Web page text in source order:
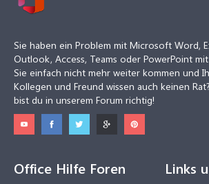
Sie haben ein Problem mit Microsoft Word,
Outlook, Access, Teams oder PowerPoint
Sie einfach nicht mehr weiter kommen und
Kollegen und Freund wissen auch keinen
bist du in unserem Forum richtig!
Office Hilfe Foren Links